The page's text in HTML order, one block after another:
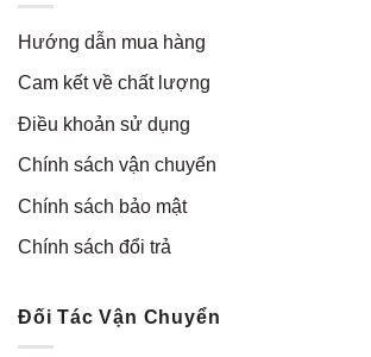
Hướng dẫn mua hàng
Cam kết về chất lượng
Điều khoản sử dụng
Chính sách vận chuyển
Chính sách bảo mật
Chính sách đổi trả
Đối Tác Vận Chuyển